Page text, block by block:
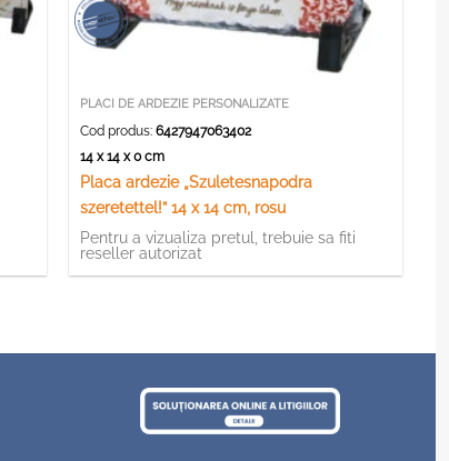
PLACI DE ARDEZIE PERSONALIZATE
Cod produs:6427947063402
14 x 14 x 0 cm
Placa ardezie „Szuletesnapodra
szeretettel!” 14 x 14 cm, rosu
Pentru a vizualiza pretul, trebuie sa fiti
reseller autorizat